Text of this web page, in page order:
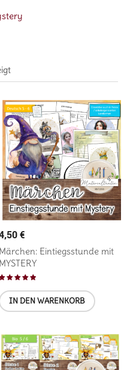
€
Märchen: Eintiegsstunde mit
MYSTERY
von 5
IN DEN WARENKORB